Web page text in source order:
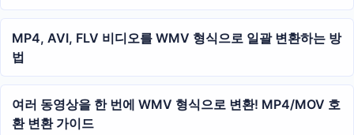
MP4, AVI, FLV 비디오를 WMV 형식으로 일괄 변환하는 방
법
여러 동영상을 한 번에 WMV 형식으로 변환! MP4/MOV 호
환 변환 가이드